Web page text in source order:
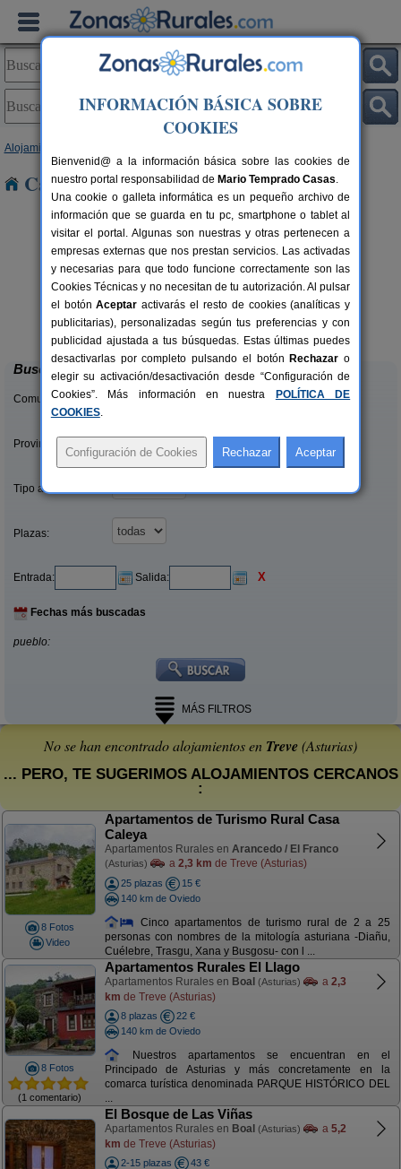
Alojamientos
Casas Rurales cerca de Treve
6 pers.
desde19 €
El Pajar de Pumarega
Castropol (Asturias)
Buscar
Comunidades:
Provincias/Islas:
Tipo alquiler:
Plazas:
Entrada: Salida: X
Fechas más buscadas
pueblo:
MÁS FILTROS
No se han encontrado alojamientos en Treve(Asturias)
... PERO, TE SUGERIMOS ALOJAMIENTOS CERCANOS
:
8 Fotos
Video
Apartamentos de Turismo Rural Casa
Caleya
Apartamentos Rurales en Arancedo / El Franco
(Asturias) a 2,3 km de Treve (Asturias)
25 plazas
15 €
140 km de Oviedo
Cinco apartamentos de turismo rural de 2 a 25
personas con nombres de la mitología asturiana -Diañu,
Cuélebre, Trasgu, Xana y Busgosu- con l ...
8 Fotos
(1 comentario)
Apartamentos Rurales El Llago
Apartamentos Rurales en Boal (Asturias) a 2,3
km de Treve (Asturias)
8 plazas
22 €
140 km de Oviedo
Nuestros apartamentos se encuentran en el
Principado de Asturias y más concretamente en la
comarca turística denominada PARQUE HISTÓRICO DEL
...
El Bosque de Las Viñas
Apartamentos Rurales en Boal (Asturias) a 5,2
km de Treve (Asturias)
2-15 plazas
43 €
INFORMACIÓN BÁSICA SOBRE
COOKIES
Bienvenid@ a la información básica sobre las cookies de
nuestro portal responsabilidad de Mario Temprado Casas.
Una cookie o galleta informática es un pequeño archivo de
información que se guarda en tu pc, smartphone o tablet al
visitar el portal. Algunas son nuestras y otras pertenecen a
empresas externas que nos prestan servicios. Las activadas
y necesarias para que todo funcione correctamente son las
Cookies Técnicas y no necesitan de tu autorización. Al pulsar
el botónAceptar activarás el resto de cookies (analíticas y
publicitarias), personalizadas según tus preferencias y con
publicidad ajustada a tus búsquedas. Estas últimas puedes
desactivarlas por completo pulsando el botón Rechazar o
elegir su activación/desactivación desde “Configuración de
Cookies”. Más información en nuestra
POLÍTICA DE
COOKIES.